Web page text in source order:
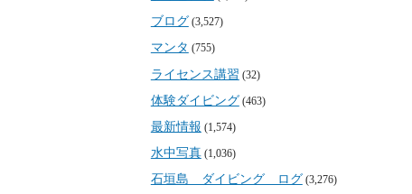
ブログ (3,527)
マンタ (755)
ライセンス講習 (32)
体験ダイビング(463)
最新情報 (1,574)
水中写真(1,036)
石垣島 ダイビング ログ (3,276)